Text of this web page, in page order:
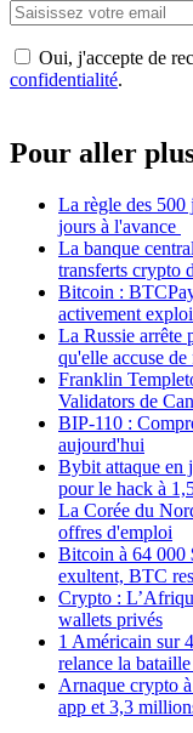
Oui, j'accepte de
confidentialité.
Pour aller
La règle des
jours à l'avance
La banque
transferts crypto
Bitcoin :
activement
La Russie arrête
qu'elle accuse
Franklin
Validators de
BIP-110 :
aujourd'hui
Bybit attaque en
pour le hack à
La Corée du
offres d'emploi
Bitcoin à 64 000
exultent, BTC
Crypto :
wallets privés
1 Américain sur
relance la
Arnaque crypto
app et 3,3